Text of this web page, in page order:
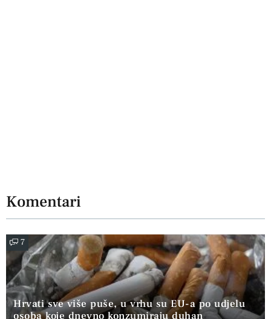
Komentari
7
Hrvati sve više puše, u vrhu su EU-a po udjelu
osoba koje dnevno konzumiraju duhan